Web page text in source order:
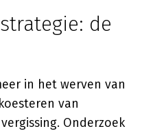
de
in het werven van
van
Onderzoek